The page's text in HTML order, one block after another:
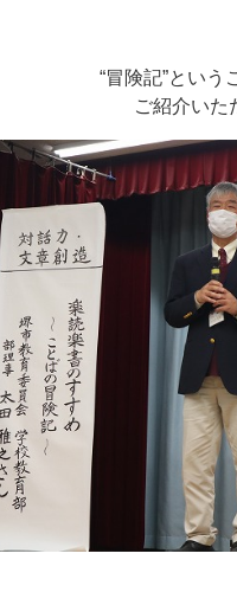
“冒険記”という
ご紹介いた